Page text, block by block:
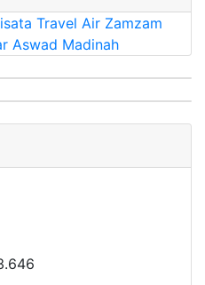
Travel Air Zamzam
Aswad Madinah